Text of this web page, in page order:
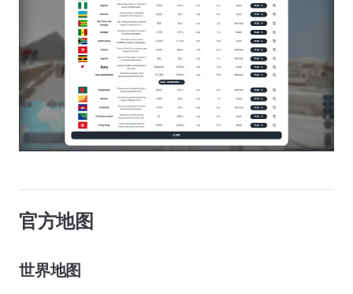
官方地图
世界地图